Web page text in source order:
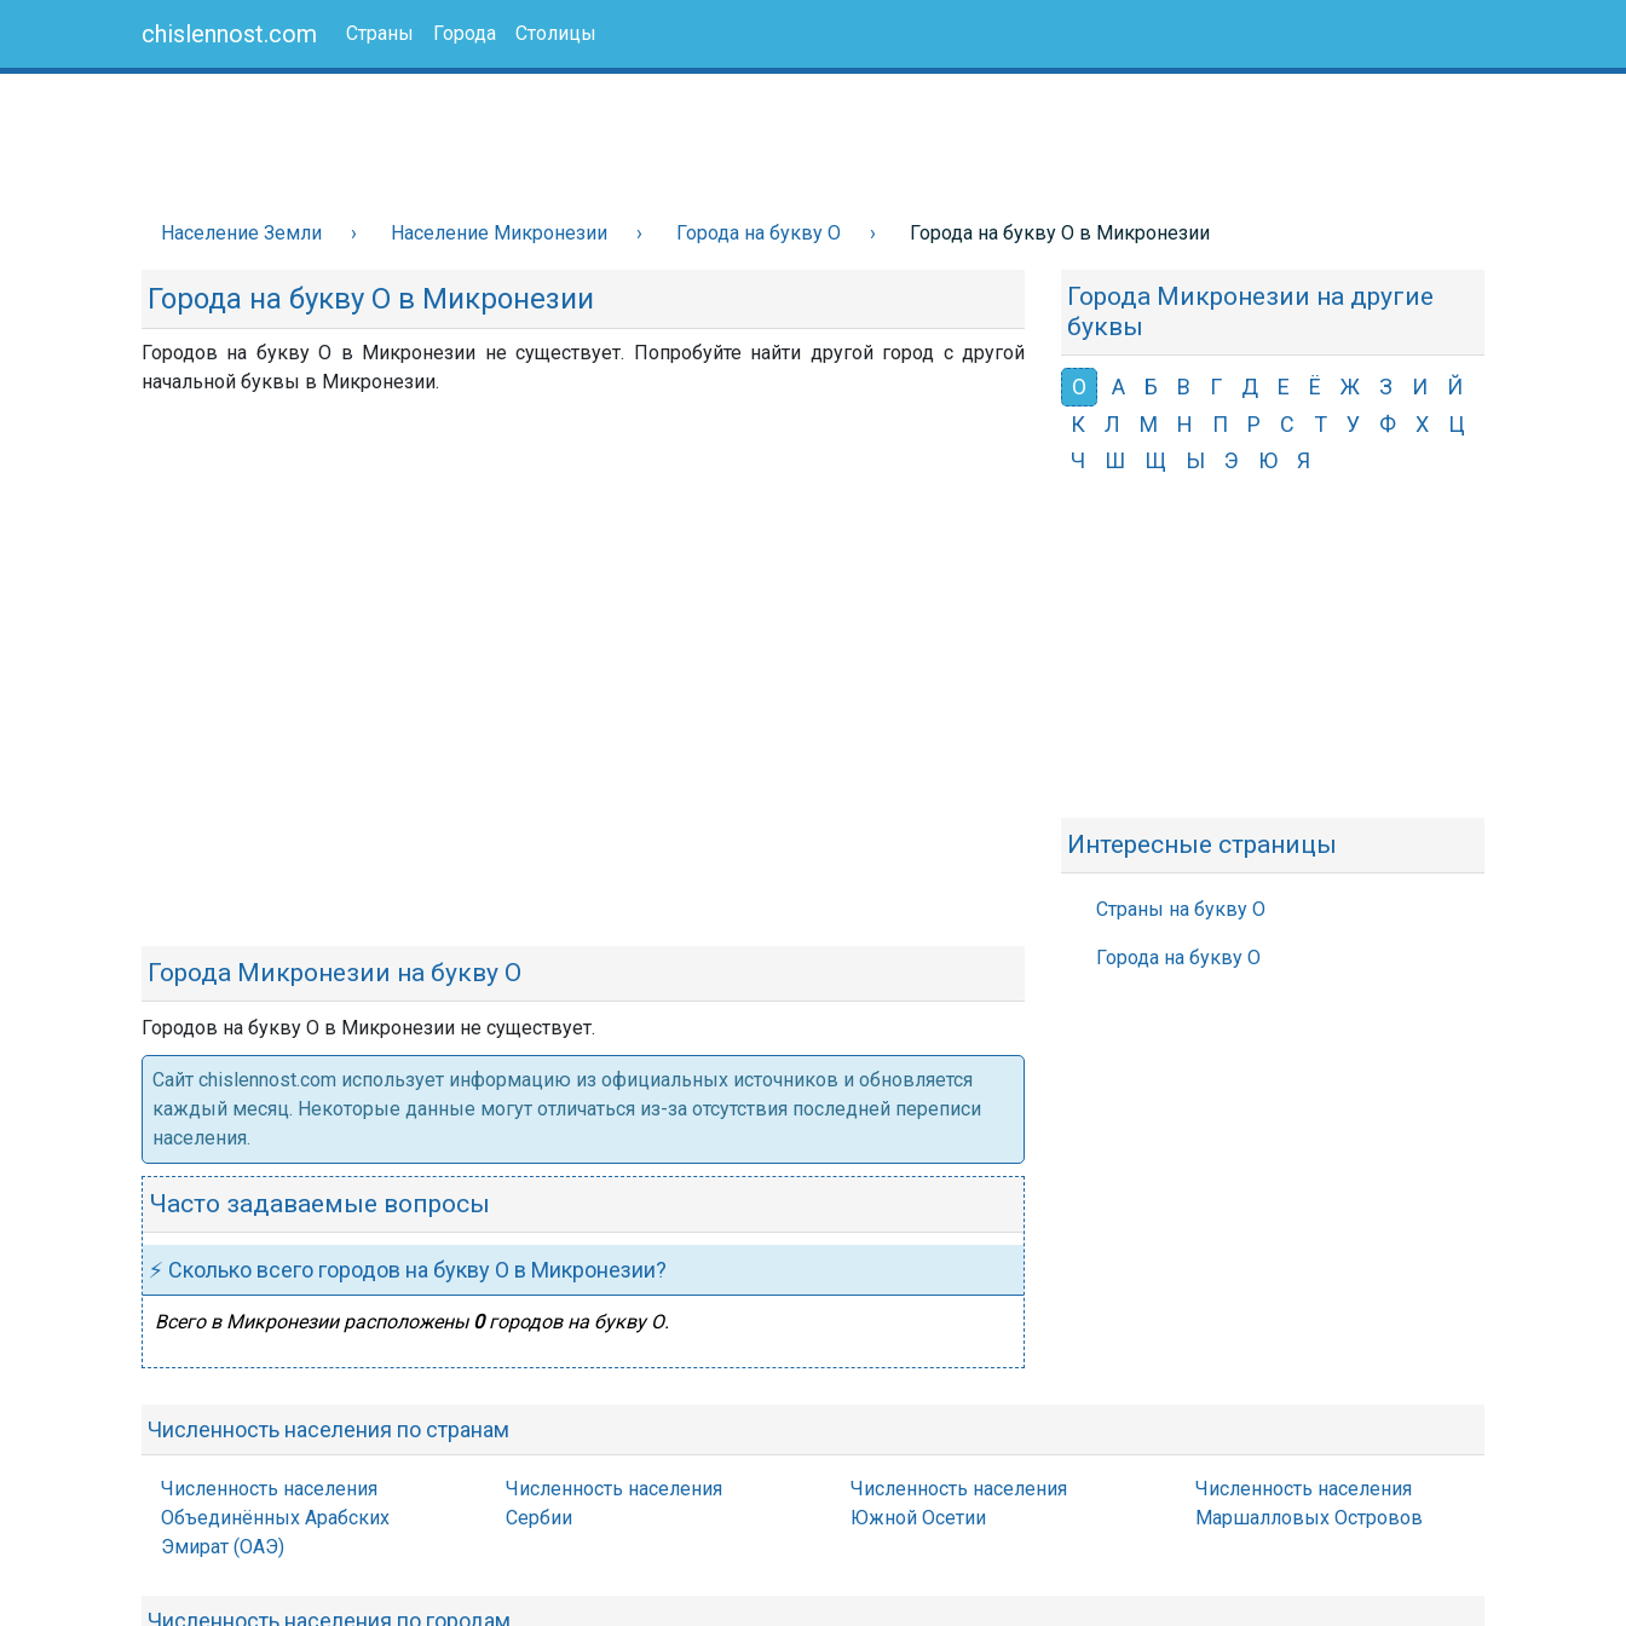
chislennost.com Страны Города Столицы
Население Земли Население Микронезии Города на букву О Города на букву О в Микронезии
Города на букву О в Микронезии
Городов на букву О в Микронезии не существует. Попробуйте найти другой город с другой
начальной буквы в Микронезии.
Города Микронезии на букву О
Городов на букву О в Микронезии не существует.
Cайт chislennost.com использует информацию из официальных источников и обновляется
каждый месяц. Некоторые данные могут отличаться из-за отсутствия последней переписи
населения.
Часто задаваемые вопросы
⚡ Сколько всего городов на букву О в Микронезии?
Всего в Микронезии расположены 0городов на букву О.
Города Микронезии на другие
буквы
О А Б В Г Д Е Ё Ж З И
Й
К
Л М Н П Р С Т У Ф Х
Ц
Ч
Ш Щ Ы Э Ю Я
Интересные страницы
Страны на букву О
Города на букву О
Численность населения по странам
Численность населения
Объединённых Арабских
Эмират (ОАЭ)
Численность населения
Сербии
Численность населения
Южной Осетии
Численность населения
Маршалловых Островов
Численность населения по городам